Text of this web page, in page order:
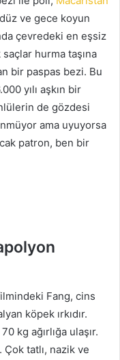
ve gece koyun
çevredeki en eşsiz
saçlar hurma taşına
bir paspas bezi. Bu
yılı aşkın bir
de gözdesi
ama uyuyorsa
patron, ben bir
Fang, cins
köpek ırkıdır.
kg ağırlığa ulaşır.
. Çok tatlı, nazik ve